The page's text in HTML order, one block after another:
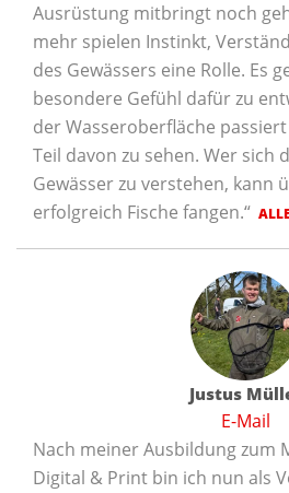
Ausrüstung mitbringt noch
mehr spielen Instinkt,
des Gewässers eine Rolle. Es
besondere Gefühl dafür zu
der Wasseroberfläche
Teil davon zu sehen. Wer sich
Gewässer zu verstehen, kann
erfolgreich Fische fangen.“
Justus
E-Mail
Nach meiner Ausbildung zum
Digital & Print bin ich nun als